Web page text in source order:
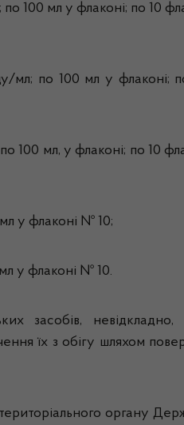
100 мл у флаконі; по 10
мл; по 100 мл у флаконі;
100 мл, у флаконі; по 10
мл у флаконі № 10;
мл у флаконі № 10.
засобів,
їх з обігу шляхом
органу